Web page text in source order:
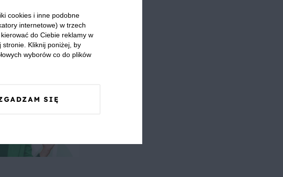
od konsumentów, którzy
cookies i inne podobne
internetowe) w trzech
do Ciebie reklamy w
stronie. Kliknij poniżej, by
wyborów co do plików
SIĘ